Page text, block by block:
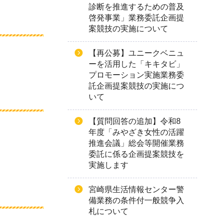
診断を推進するための普及
啓発事業」業務委託企画提
案競技の実施について
【再公募】ユニークベニュ
ーを活用した「キキタビ」
プロモーション実施業務委
託企画提案競技の実施につ
いて
【質問回答の追加】令和8
年度「みやざき女性の活躍
推進会議」総会等開催業務
委託に係る企画提案競技を
実施します
宮崎県生活情報センター警
備業務の条件付一般競争入
札について